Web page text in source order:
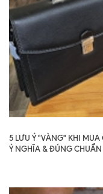
5 LƯU Ý "VÀNG" KHI MUA
Ý NGHĨA & ĐÚNG CHUẨN